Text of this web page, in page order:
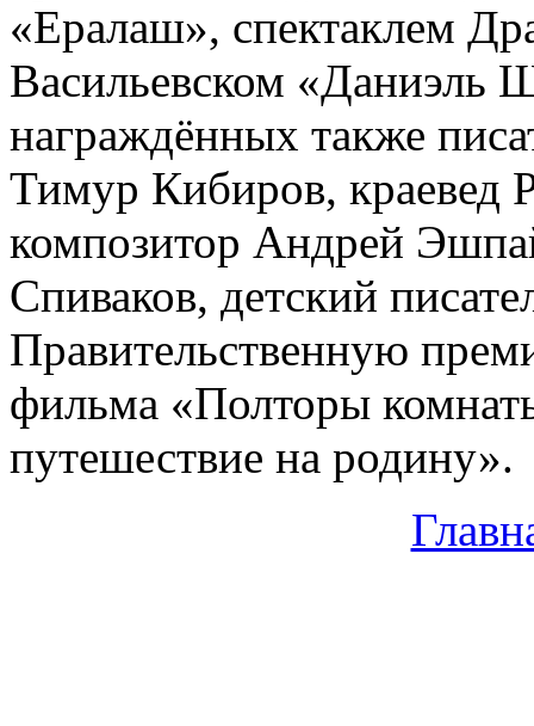
«Ералаш», спектаклем
Васильевском «Даниэль
награждённых также
Тимур Кибиров, краевед
композитор Андрей
Спиваков, детский
Правительственную
фильма «Полторы
путешествие на родину».